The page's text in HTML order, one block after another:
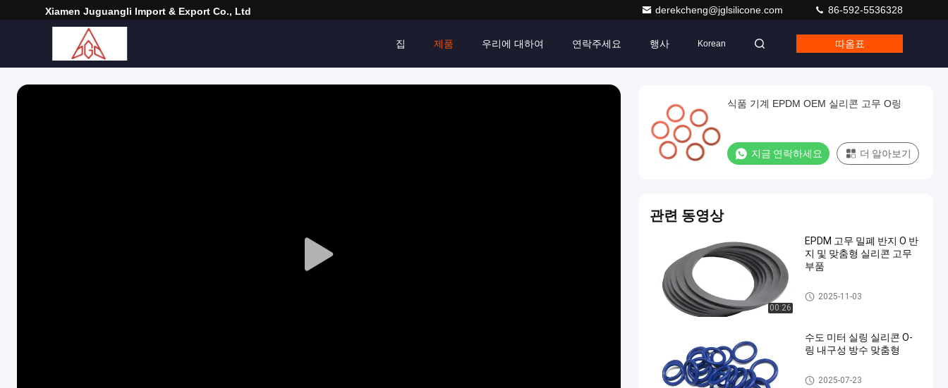
Xiamen Juguangli Import & Export Co., Ltd derekcheng@jglsilicone.com 86-592-5536328
집 제품 우리에 대하여 연락주세요 행사 Korean 따옴표
Play
식품 기계 EPDM OEM 실리콘 고무 O링
지금 연락하세요 더 알아보기
관련 동영상
00:26
EPDM 고무 밀폐 반지 O 반
지 및 맞춤형 실리콘 고무
부품
충돌 오우는 울립니다
2025-11-03
수도 미터 실링 실리콘 O-
링 내구성 방수 맞춤형
충돌 오우는 울립니다
2025-07-23